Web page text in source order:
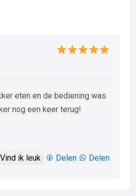
eten en de bediening was
nog een keer terug!
Vind ik leuk Delen Delen